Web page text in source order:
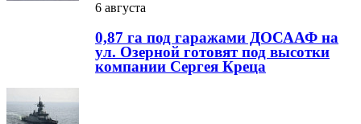
6 августа
0,87 га под гаражами ДОСААФ на
ул. Озерной готовят под высотки
компании Сергея Креца